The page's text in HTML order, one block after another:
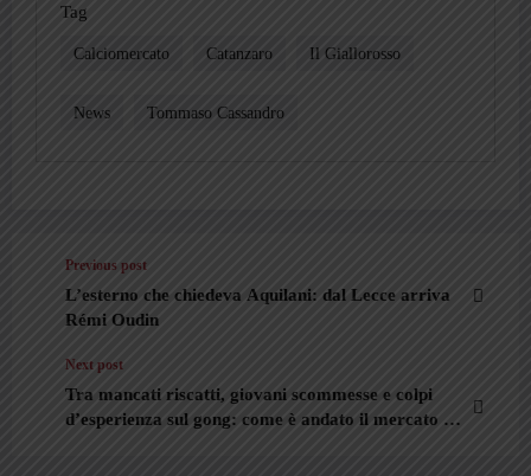
Tag
Calciomercato Catanzaro Il Giallorosso
News Tommaso Cassandro
Previous post
L’esterno che chiedeva Aquilani: dal Lecce arriva
Rémi Oudin
Next post
Tra mancati riscatti, giovani scommesse e colpi
d’esperienza sul gong: come è andato il mercato del